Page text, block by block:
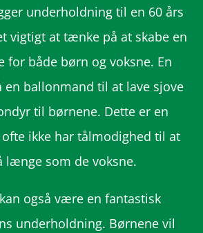
underholdning til en 60 års
vigtigt at tænke på at skabe en
både børn og voksne. En
en ballonmand til at lave sjove
til børnene. Dette er en
ikke har tålmodighed til at
længe som de voksne.
også være en fantastisk
underholdning. Børnene vil